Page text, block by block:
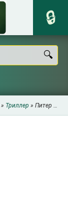
» Триллер » Питер Альбано - Седьмой авианосец